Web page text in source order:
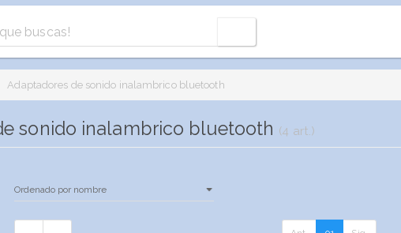
Adaptadores de sonido inalambrico bluetooth
sonido inalambrico bluetooth (4 art.)